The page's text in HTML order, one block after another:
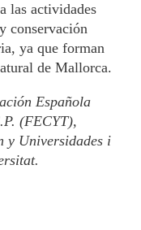
las actividades
conservación
ya que forman
de Mallorca.
Española
(FECYT),
y Universidades i